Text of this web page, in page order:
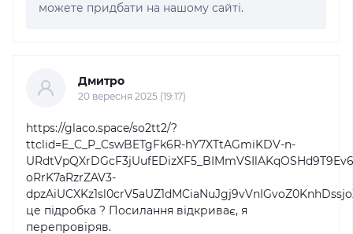
можете придбати на нашому сайті.
Дмитро
20 вересня 2025 (19:17)
https://glaco.space/so2tt2/?
ttclid=E_C_P_CswBETgFk6R-hY7XTtAGmiKDV-n-
oRrK7aRzrZAV3-
це підробка ? Посилання відкриває, я
перепровіряв.